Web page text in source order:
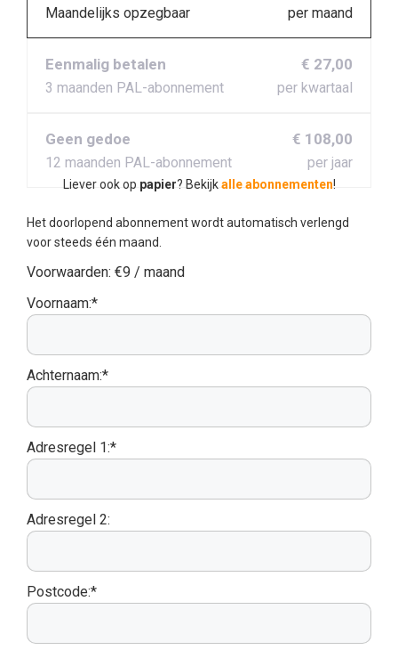
Maandelijks opzegbaar per maand
Eenmalig betalen
3 maanden PAL-abonnement
€ 27,00
per kwartaal
Geen gedoe
12 maanden PAL-abonnement
€ 108,00
per jaar
Liever ook op papier? Bekijkalle abonnementen!
Het doorlopend abonnement wordt automatisch verlengd
voor steeds één maand.
Voorwaarden: €9 / maand
Voornaam:*
Achternaam:*
Adresregel 1:*
Adresregel 2:
Postcode:*